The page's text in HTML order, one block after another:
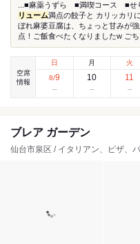
...■麻薬うずら ■満喫コース ■
リューム満点の餃子と カリッカリ
ぼれ麻婆豆腐は、ちょっと甘みが
点！ご飯食べたくなりましたw ご
空席
情報
日
8/9
月
10
火
11
ブレア ガーデン
仙台市泉区 / イタリアン、ピザ、